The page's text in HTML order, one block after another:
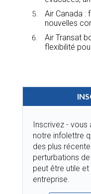
Air Canada :
nouvelles
Air Transat
flexibilité
Inscrivez - vous
notre infolettre
des plus
perturbations
peut être utile
entreprise.